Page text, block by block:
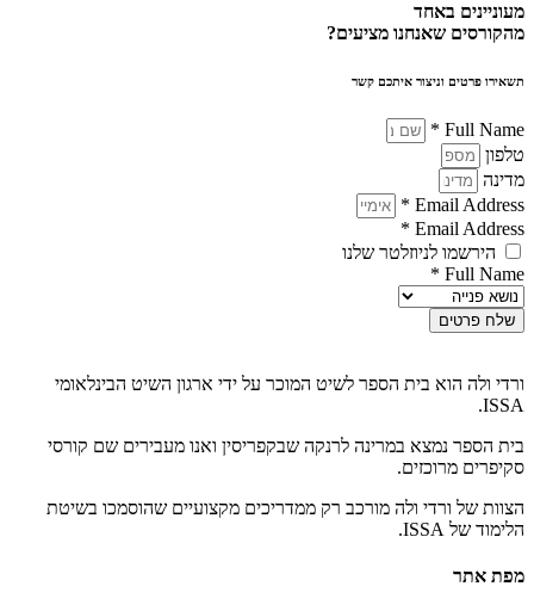
מעוניינים באחד
מהקורסים שאנחנו מציעים?
תשאירו פרטים וניצור איתכם קשר
Full Name *
טלפון
מדינה
Email Address *
Email Address *
הירשמו לניוזלטר שלנו
Full Name *
שלח פרטים
ורדי ולה הוא בית הספר לשיט המוכר על ידי ארגון השיט הבינלאומי
ISSA.
בית הספר נמצא במרינה לרנקה שבקפריסין ואנו מעבירים שם קורסי
סקיפרים מרוכזים.
הצוות של ורדי ולה מורכב רק ממדריכים מקצועיים שהוסמכו בשיטת
הלימוד של ISSA.
מפת אתר